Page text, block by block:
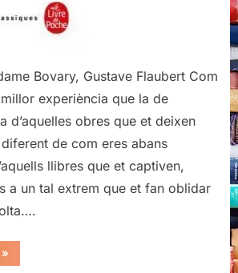
Bovary, Gustave Flaubert Com
experiència que la de
d’aquelles obres que et deixen
de com eres abans
llibres que et captiven,
a un tal extrem que et fan oblidar
»